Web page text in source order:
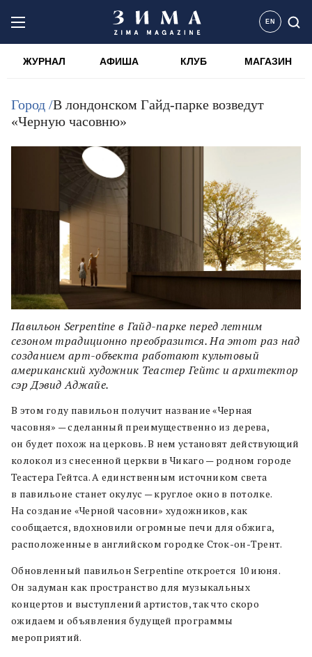
EN
ЖУРНАЛ АФИША КЛУБ МАГАЗИН
Город /В лондонском Гайд-парке возведут
«Черную часовню»
Павильон Serpentine в Гайд-парке перед летним
сезоном традиционно преобразится. На этот раз над
созданием арт-объекта работают культовый
американский художник Теастер Гейтс и архитектор
сэр Дэвид Аджайе.
В этом году павильон получит название «Черная
часовня» — сделанный преимущественно из дерева,
он будет похож на церковь. В нем установят действующий
колокол из снесенной церкви в Чикаго — родном городе
Теастера Гейтса. А единственным источником света
в павильоне станет окулус — круглое окно в потолке.
На создание «Черной часовни» художников, как
сообщается, вдохновили огромные печи для обжига,
расположенные в английском городке Сток-он-Трент.
Обновленный павильон Serpentine откроется 10 июня.
Он задуман как пространство для музыкальных
концертов и выступлений артистов, так что скоро
ожидаем и объявления будущей программы
мероприятий.